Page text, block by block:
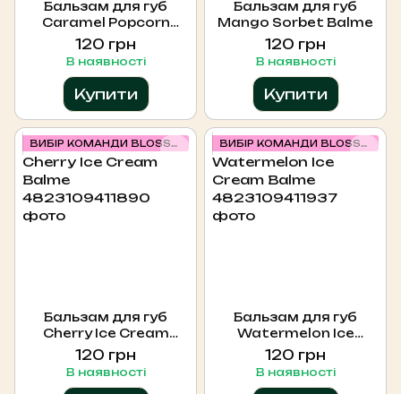
Бальзам для губ
Caramel Popcorn
Balme
120 грн
В наявності
Купити
Бальзам для губ
Mango Sorbet Balme
120 грн
В наявності
Купити
ВИБІР КОМАНДИ BLOSSOM
Бальзам для губ
Cherry Ice Cream
Balme
120 грн
В наявності
ВИБІР КОМАНДИ BLOSSOM
Бальзам для губ
Watermelon Ice
Cream Balme
120 грн
В наявності